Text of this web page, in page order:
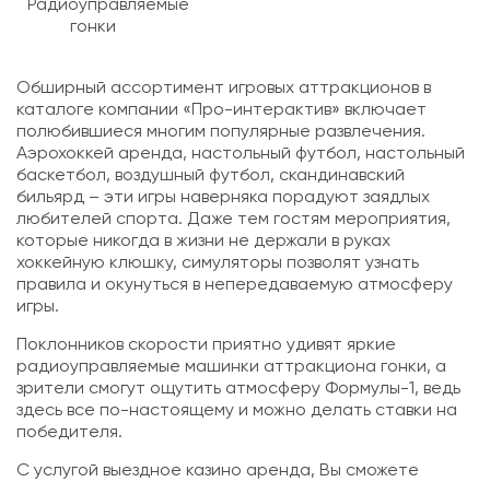
Радиоуправляемые
гонки
Обширный ассортимент игровых аттракционов в
каталоге компании «Про-интерактив» включает
полюбившиеся многим популярные развлечения.
Аэрохоккей аренда, настольный футбол, настольный
баскетбол, воздушный футбол, скандинавский
бильярд – эти игры наверняка порадуют заядлых
любителей спорта. Даже тем гостям мероприятия,
которые никогда в жизни не держали в руках
хоккейную клюшку, симуляторы позволят узнать
правила и окунуться в непередаваемую атмосферу
игры.
Поклонников скорости приятно удивят яркие
радиоуправляемые машинки аттракциона гонки, а
зрители смогут ощутить атмосферу Формулы-1, ведь
здесь все по-настоящему и можно делать ставки на
победителя.
С услугой выездное казино аренда, Вы сможете